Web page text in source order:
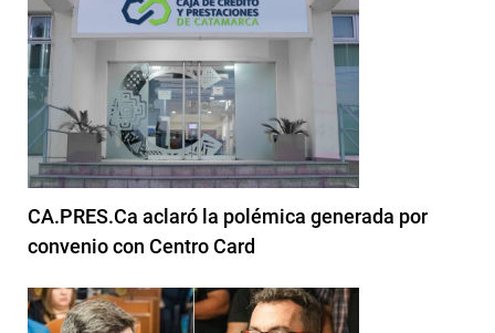
CA.PRES.Ca aclaró la polémica generada por
convenio con Centro Card